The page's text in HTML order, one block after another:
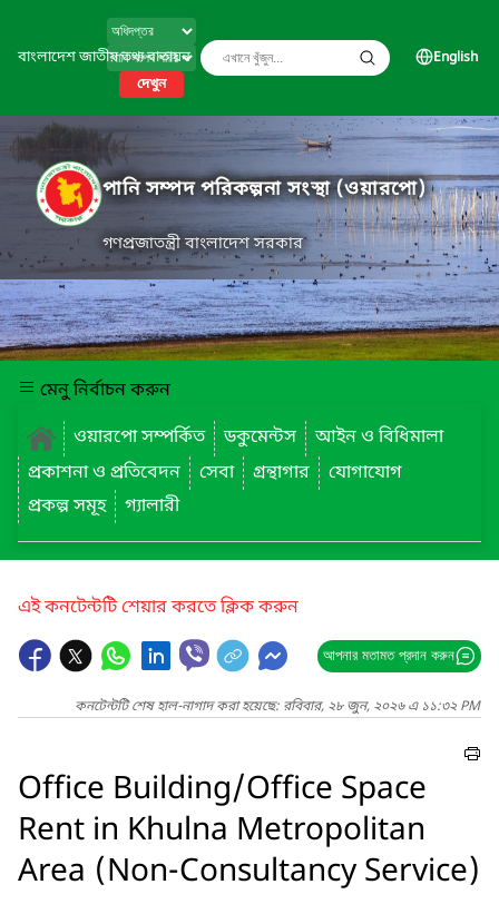
বাংলাদেশ জাতীয় তথ্য বাতায়ন
দেখুন
English
পানি সম্পদ পরিকল্পনা সংস্থা (ওয়ারপো)
গণপ্রজাতন্ত্রী বাংলাদেশ সরকার
মেনু নির্বাচন করুন
ওয়ারপো সম্পর্কিত
ডকুমেন্টস
আইন ও বিধিমালা
প্রকাশনা ও প্রতিবেদন
সেবা গ্রন্থাগার
যোগাযোগ
প্রকল্প সমূহ
গ্যালারী
এই কনটেন্টটি শেয়ার করতে ক্লিক করুন
আপনার মতামত প্রদান করুন
কনটেন্টটি শেষ হাল-নাগাদ করা হয়েছে: রবিবার, ২৮ জুন, ২০২৬ এ ১১:৩২ PM
Office Building/Office Space
Rent in Khulna Metropolitan
Area (Non-Consultancy Service)